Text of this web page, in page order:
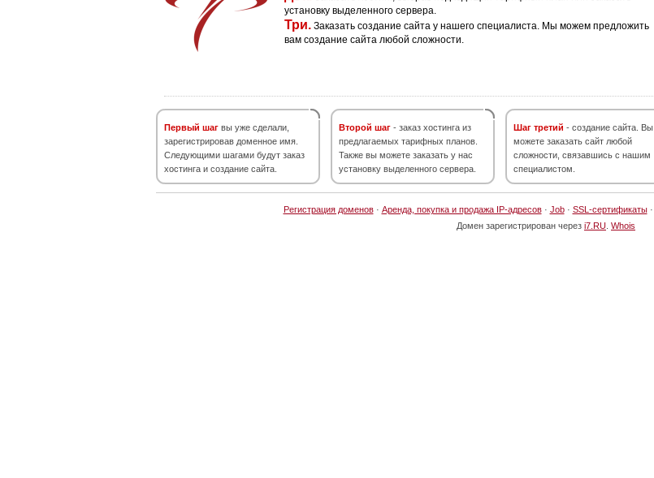
установку выделенного сервера.
Три. Заказать создание сайта у нашего специалиста. Мы можем предложить
вам создание сайта любой сложности.
Первый шаг вы уже сделали,
зарегистрировав доменное имя.
Следующими шагами будут заказ
хостинга и создание сайта.
Второй шаг - заказ хостинга из
предлагаемых тарифных планов.
Также вы можете заказать у нас
установку выделенного сервера.
Шаг третий - создание сайта. Вы
можете заказать сайт любой
сложности, связавшись с нашим
специалистом.
Регистрация доменов· Аренда, покупка и продажа IP-адресов· Job· SSL-сертификаты·
Домен зарегистрирован через i7.RU Whois